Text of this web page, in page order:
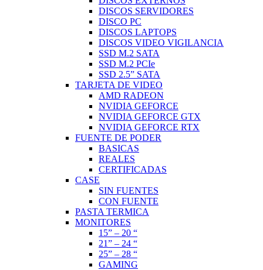
DISCOS SERVIDORES
DISCO PC
DISCOS LAPTOPS
DISCOS VIDEO VIGILANCIA
SSD M.2 SATA
SSD M.2 PCIe
SSD 2.5” SATA
TARJETA DE VIDEO
AMD RADEON
NVIDIA GEFORCE
NVIDIA GEFORCE GTX
NVIDIA GEFORCE RTX
FUENTE DE PODER
BASICAS
REALES
CERTIFICADAS
CASE
SIN FUENTES
CON FUENTE
PASTA TERMICA
MONITORES
15” – 20 “
21” – 24 “
25” – 28 “
GAMING